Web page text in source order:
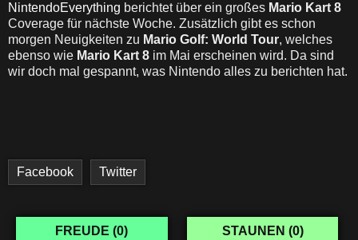
NintendoEverything berichtet über ein großes Mario Kart 8
Coverage für nächste Woche. Zusätzlich gibt es schon
morgen Neuigkeiten zu Mario Golf: World Tour, welches
ebenso wie Mario Kart 8 im Mai erscheinen wird. Da sind
wir doch mal gespannt, was Nintendo alles zu berichten hat.
Facebook Twitter
FREUDE (0) STAUNEN (0)